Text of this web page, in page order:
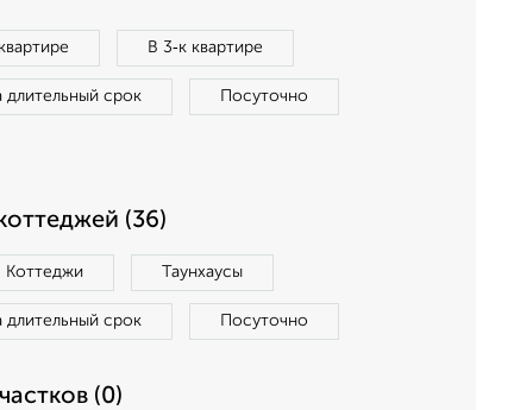
В 3‑к квартире
длительный срок Посуточно
(36)
Коттеджи Таунхаусы
длительный срок Посуточно
(0)